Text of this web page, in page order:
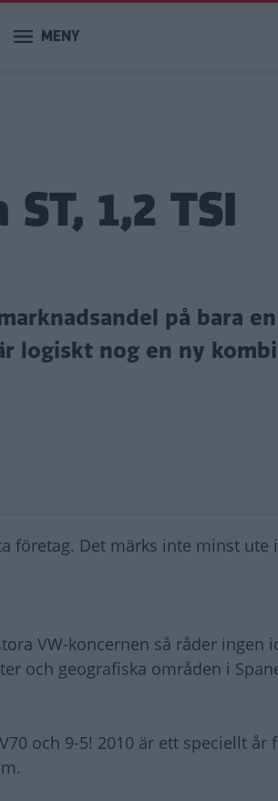
MENY
1,2 TSI
på bara
logiskt nog en ny
företag. Det märks inte minst ute
VW-koncernen så råder ingen
och geografiska områden i
och 9-5! 2010 är ett speciellt år